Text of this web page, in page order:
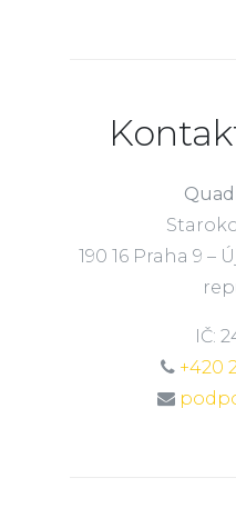
190 16 Praha 9 –
IČ:
+420